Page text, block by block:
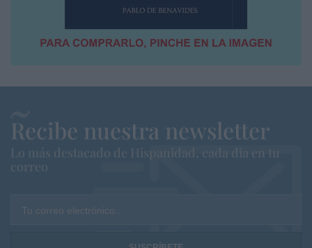
Recibe nuestra newsletter
Lo más destacado de Hispanidad, cada dia en tu
correo
Tu correo electrónico...